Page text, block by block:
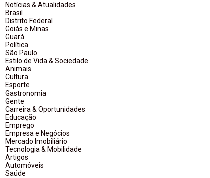
Notícias & Atualidades
Brasil
Distrito Federal
Goiás e Minas
Guará
Política
São Paulo
Estilo de Vida & Sociedade
Animais
Cultura
Esporte
Gastronomia
Gente
Carreira & Oportunidades
Educação
Emprego
Empresa e Negócios
Mercado Imobiliário
Tecnologia & Mobilidade
Artigos
Automóveis
Saúde